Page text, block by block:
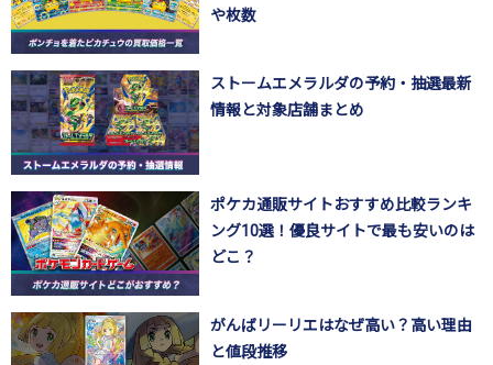
や枚数
ストームエメラルダの予約・抽選最新
情報と対象店舗まとめ
ポケカ通販サイトおすすめ比較ランキ
ング10選！優良サイトで最も安いのは
どこ？
がんばリーリエはなぜ高い？高い理由
と値段推移